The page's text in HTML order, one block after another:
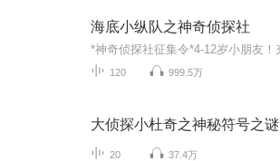
海底小纵队之神奇侦探社
120 999.5万
大侦探小杜奇之神秘符号之谜
20 37.4万